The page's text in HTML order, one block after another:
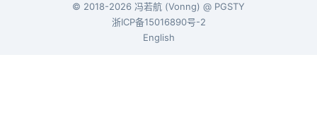
© 2018-2026 冯若航 (Vonng) @ PGSTY
浙ICP备15016890号-2
English